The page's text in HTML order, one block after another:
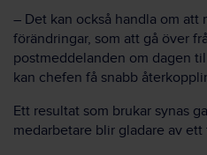
– Det kan också handla om att
förändringar, som att gå över
postmeddelanden om dagen
kan chefen få snabb
Ett resultat som brukar synas
medarbetare blir gladare av